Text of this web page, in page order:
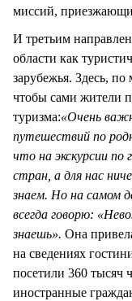
миссий,
И третьим
области как
зарубежья. Здесь,
чтобы сами жители
туризма:«Очень
путешествий по
что на экскурсии
стран, а для нас
знаем. Но на самом
всегда говорю:
знаешь». Она
на сведениях
посетили 360 тысяч
иностранные